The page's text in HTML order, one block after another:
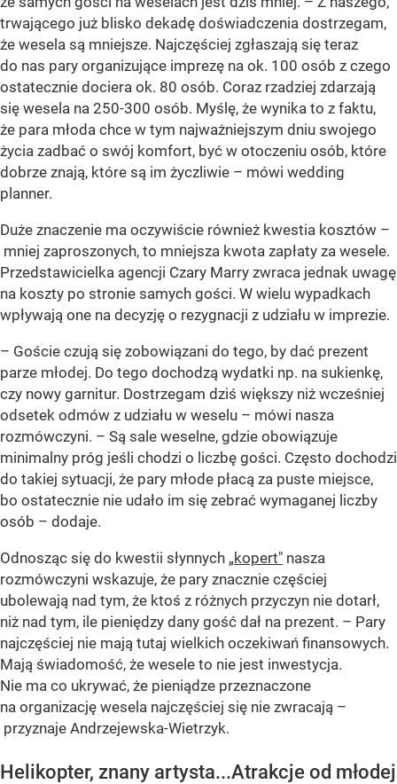
trwającego już blisko dekadę doświadczenia dostrzegam,
że wesela są mniejsze. Najczęściej zgłaszają się teraz
do nas pary organizujące imprezę na ok. 100 osób z czego
ostatecznie dociera ok. 80 osób. Coraz rzadziej zdarzają
się wesela na 250-300 osób. Myślę, że wynika to z faktu,
że para młoda chce w tym najważniejszym dniu swojego
życia zadbać o swój komfort, być w otoczeniu osób, które
dobrze znają, które są im życzliwie – mówi wedding
planner.
Duże znaczenie ma oczywiście również kwestia kosztów –
mniej zaproszonych, to mniejsza kwota zapłaty za wesele.
Przedstawicielka agencji Czary Marry zwraca jednak uwagę
na koszty po stronie samych gości. W wielu wypadkach
wpływają one na decyzję o rezygnacji z udziału w imprezie.
– Goście czują się zobowiązani do tego, by dać prezent
parze młodej. Do tego dochodzą wydatki np. na sukienkę,
czy nowy garnitur. Dostrzegam dziś większy niż wcześniej
odsetek odmów z udziału w weselu – mówi nasza
rozmówczyni. – Są sale weselne, gdzie obowiązuje
minimalny próg jeśli chodzi o liczbę gości. Często dochodzi
do takiej sytuacji, że pary młode płacą za puste miejsce,
bo ostatecznie nie udało im się zebrać wymaganej liczby
osób – dodaje.
Odnosząc się do kwestii słynnych „kopert" nasza
rozmówczyni wskazuje, że pary znacznie częściej
ubolewają nad tym, że ktoś z różnych przyczyn nie dotarł,
niż nad tym, ile pieniędzy dany gość dał na prezent. – Pary
najczęściej nie mają tutaj wielkich oczekiwań finansowych.
Mają świadomość, że wesele to nie jest inwestycja.
Nie ma co ukrywać, że pieniądze przeznaczone
na organizację wesela najczęściej się nie zwracają –
przyznaje Andrzejewska-Wietrzyk.
Helikopter, znany artysta...Atrakcje od młodej